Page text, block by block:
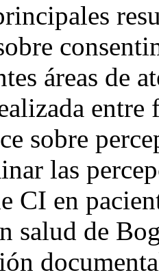
áreas de
entre
sobre
las
CI en
salud de